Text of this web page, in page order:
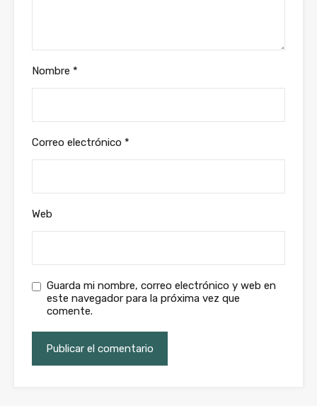
Nombre *
Correo electrónico *
Web
Guarda mi nombre, correo electrónico y web en
este navegador para la próxima vez que
comente.